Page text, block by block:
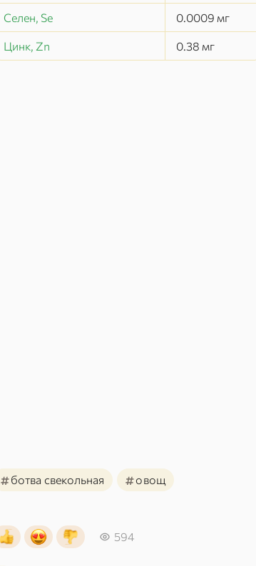
Селен, Se 0.0009 мг
Цинк, Zn 0.38 мг
#ботва свекольная #овощ
594